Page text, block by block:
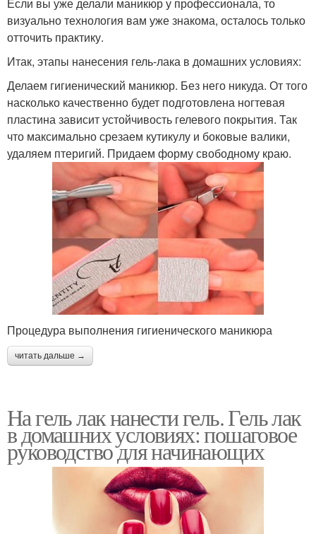
Если вы уже делали маникюр у профессионала, то
визуально технология вам уже знакома, осталось только
отточить практику.
Итак, этапы нанесения гель-лака в домашних условиях:
Делаем гигиенический маникюр. Без него никуда. От того
насколько качественно будет подготовлена ногтевая
пластина зависит устойчивость гелевого покрытия. Так
что максимально срезаем кутикулу и боковые валики,
удаляем птеригий. Придаем форму свободному краю.
Процедура выполнения гигиенического маникюра
читать дальше →
На гель лак нанести гель. Гель лак
в домашних условиях: пошаговое
руководство для начинающих